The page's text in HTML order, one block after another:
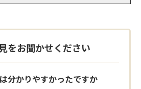
をお聞かせください
分かりやすかったですか